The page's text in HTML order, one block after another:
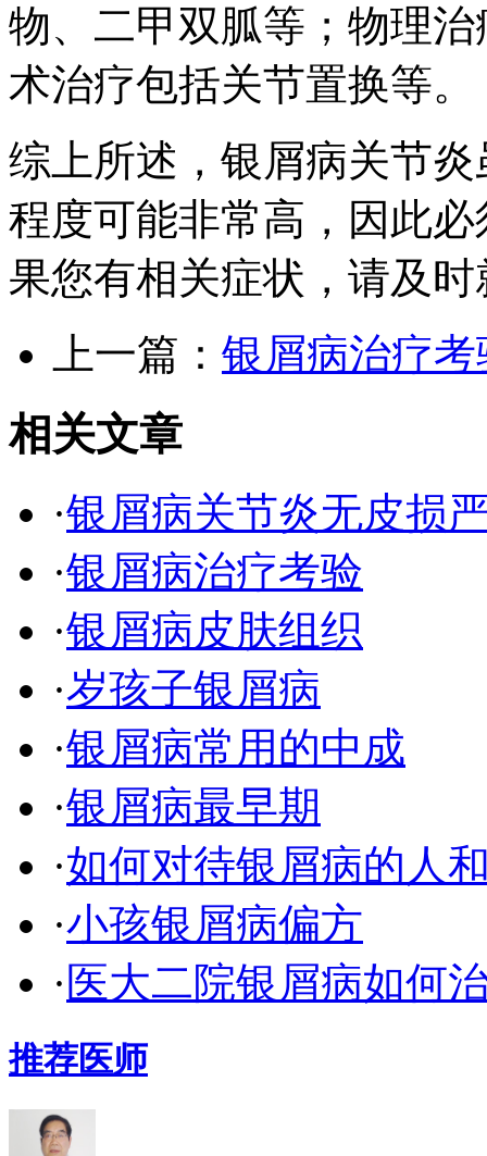
物、二甲双胍等；物理
术治疗包括关节置换等。
综上所述，银屑病关节
程度可能非常高，因此
果您有相关症状，请及
上一篇： 银屑病治疗考
相关文章
·银屑病关节炎无皮损
·银屑病治疗考验
·银屑病皮肤组织
·岁孩子银屑病
·银屑病常用的中成
·银屑病最早期
·如何对待银屑病的人
·小孩银屑病偏方
· 医大二院银屑病如何
推荐医师